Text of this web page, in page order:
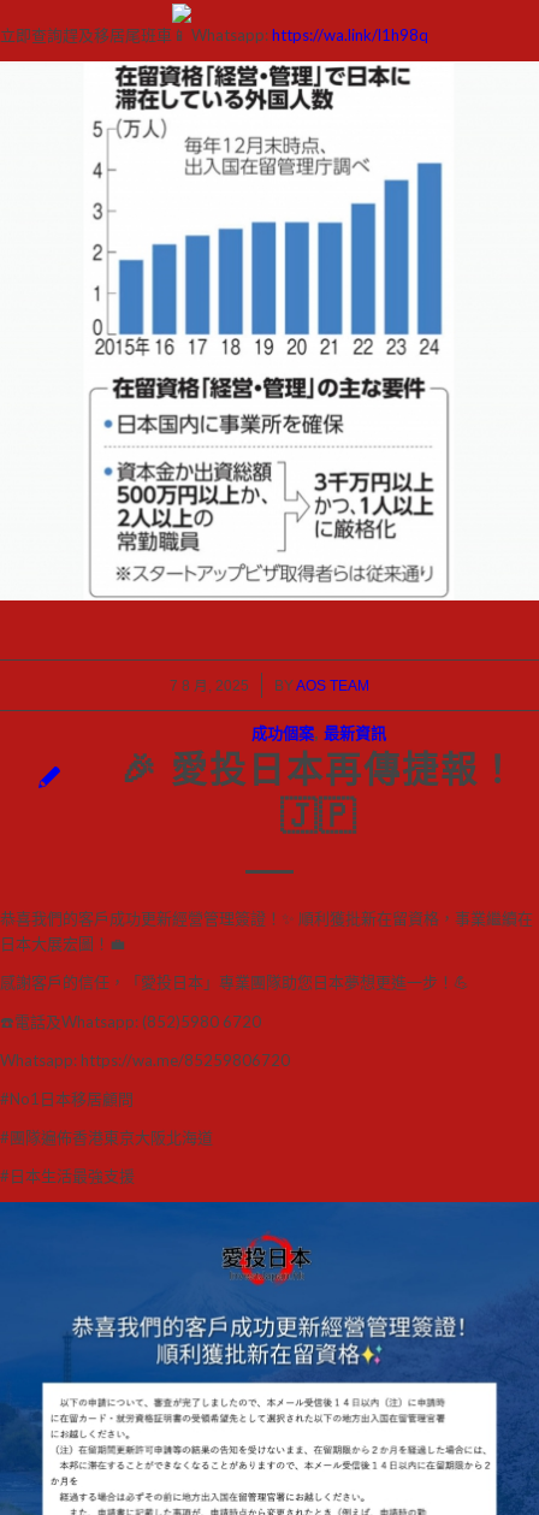
立即查詢趕及移居尾班車 Whatsapp:https://wa.link/l1h98q
7 8 月, 2025
/ BYAOS TEAM
成功個案, 最新資訊
🎉 愛投日本再傳捷報！
🇯🇵
恭喜我們的客戶成功更新經營管理簽證！ ✨ 順利獲批新在留資格，事業繼續在
日本大展宏圖！ 💼
感謝客戶的信任，「愛投日本」專業團隊助您日本夢想更進一步！ 💪
☎️電話及Whatsapp: (852)5980 6720
Whatsapp: https://wa.me/85259806720
#No1日本移居顧問
#團隊遍佈香港東京大阪北海道
#日本生活最強支援